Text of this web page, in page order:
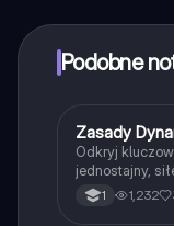
które również
oferujemy
Podobne
Fizyka
Zasady
Odkryj
jednostajny,
Zrozum, jak
różnice
1 1,232